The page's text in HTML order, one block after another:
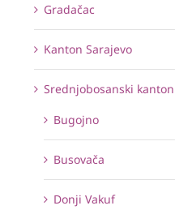
Gradačac
Kanton Sarajevo
Srednjobosanski kanton
Bugojno
Busovača
Donji Vakuf